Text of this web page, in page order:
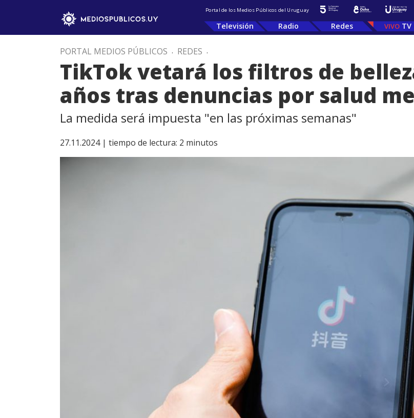
Portal de los Medios Públicos del Uruguay
Televisión Radio Redes TV
PORTAL MEDIOS PÚBLICOS . REDES .
TikTok vetará los filtros de
años tras denuncias por salud
La medida será impuesta "en las próximas semanas"
27.11.2024 | tiempo de lectura: 2 minutos